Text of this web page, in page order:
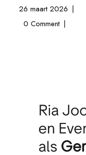
26 maart 202626|
0 Comment |